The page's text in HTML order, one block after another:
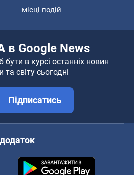
місці подій
в Google News
бути в курсі останніх новин
та світу сьогодні
Підписатись